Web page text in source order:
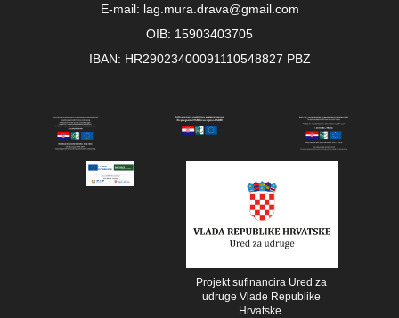
E-mail: lag.mura.drava@gmail.com
OIB: 15903403705
IBAN: HR29023400091110548827 PBZ
Projekt sufinancira Ured za
udruge Vlade Republike
Hrvatske.